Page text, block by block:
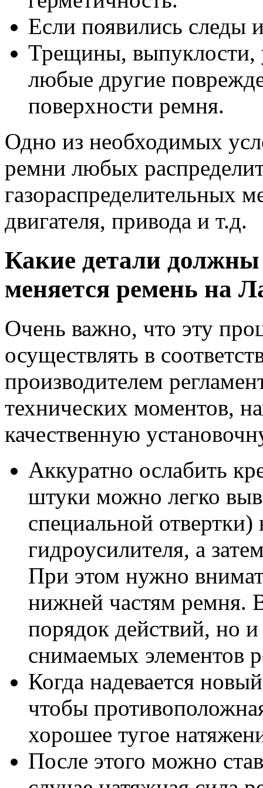
Если появились следы
Трещины, выпуклости,
любые другие
поверхности ремня.
Одно из необходимых
ремни любых
газораспределительных
двигателя, привода и т.д.
Какие детали
меняется ремень на
Очень важно, что эту
осуществлять в
производителем
технических моментов,
качественную
Аккуратно ослабить
штуки можно легко
специальной отвертки)
гидроусилителя, а
При этом нужно
нижней частям ремня.
порядок действий, но
снимаемых элементов
Когда надевается
чтобы
хорошее тугое
После этого можно